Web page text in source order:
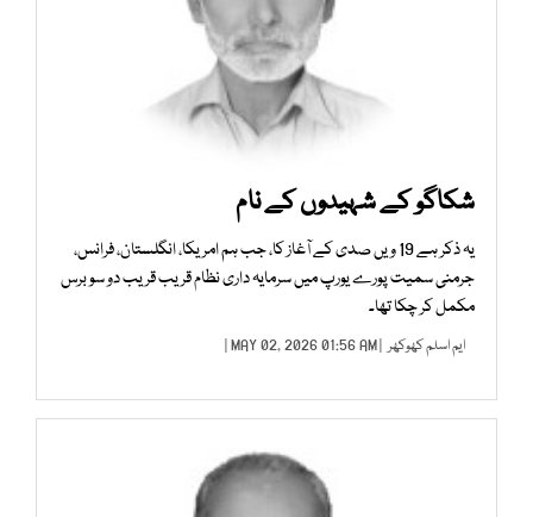
شکاگو کے شہیدوں کے نام
یہ ذکر ہے 19 ویں صدی کے آغاز کا، جب ہم امریکا، انگلستان، فرانس،
جرمنی سمیت پورے یورپ میں سرمایہ داری نظام قریب قریب دو سو برس
مکمل کر چکا تھا۔
ایم اسلم کھوکھر | MAY 02, 2026 01:56 AM |